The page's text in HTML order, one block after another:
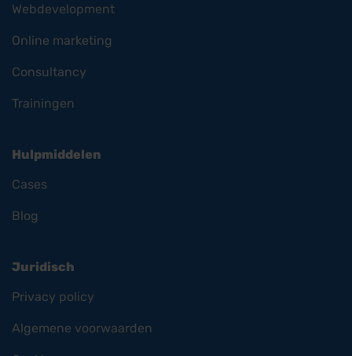
Webdevelopment
Online marketing
Consultancy
Trainingen
Hulpmiddelen
Cases
Blog
Juridisch
Privacy policy
Algemene voorwaarden